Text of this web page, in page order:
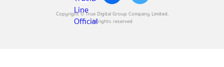
Copyright © True Digital Group Company Limited.
All rights reserved